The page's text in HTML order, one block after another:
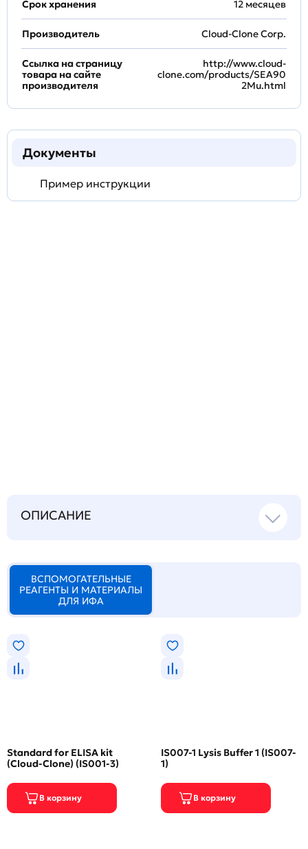
Срок хранения 12 месяцев
Производитель Cloud-Clone Corp.
Ссылка на страницу
товара на сайте
производителя
http://www.cloud-
clone.com/products/SEA90
2Mu.html
Документы
Пример инструкции
ОПИСАНИЕ
ВСПОМОГАТЕЛЬНЫЕ
РЕАГЕНТЫ И МАТЕРИАЛЫ
ДЛЯ ИФА
Standard for ELISA kit
(Cloud-Clone) (IS001-3)
IS007-1 Lysis Buffer 1 (IS007-
1)